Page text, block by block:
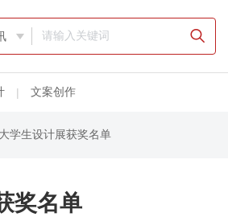
 
| 文案创作
学生设计展获奖名单
奖名单